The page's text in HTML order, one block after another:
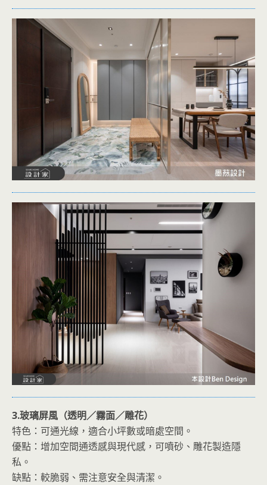
3.玻璃屏風（透明／霧面／雕花）
特色：可通光線，適合小坪數或暗處空間。
優點：增加空間通透感與現代感，可噴砂、雕花製造隱
私。
缺點：較脆弱、需注意安全與清潔。